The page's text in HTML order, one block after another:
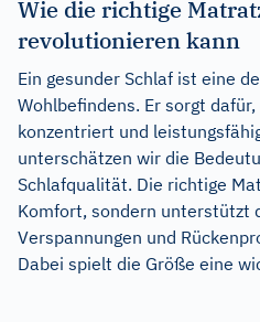
Wie die richtige
revolutionieren kann
Ein gesunder Schlaf ist eine
Wohlbefindens. Er sorgt
konzentriert und
unterschätzen wir die
Schlafqualität. Die richtige
Komfort, sondern unterstützt
Verspannungen und
Dabei spielt die Größe eine